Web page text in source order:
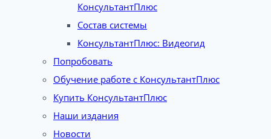
КонсультантПлюс
Состав системы
КонсультантПлюс: Видеогид
Попробовать
Обучение работе с КонсультантПлюс
Купить КонсультантПлюс
Наши издания
Новости